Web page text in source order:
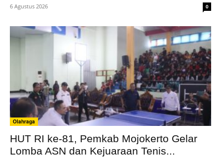
6 Agustus 2026 0
Olahraga
HUT RI ke-81, Pemkab Mojokerto Gelar
Lomba ASN dan Kejuaraan Tenis...